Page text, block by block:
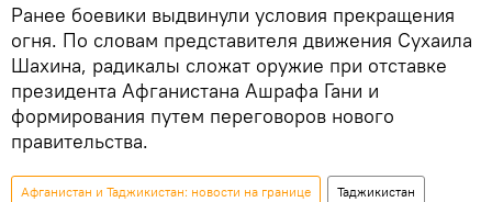
Ранее боевики выдвинули условия прекращения
огня. По словам представителя движения Сухаила
Шахина, радикалы сложат оружие при отставке
президента Афганистана Ашрафа Гани и
формирования путем переговоров нового
правительства.
Афганистан и Таджикистан: новости на границе Таджикистан